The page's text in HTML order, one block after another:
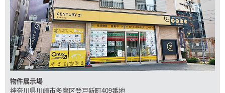
物件展示場
神奈川県川崎市多摩区登戸新町409番地